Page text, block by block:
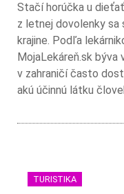
Stačí horúčka u
z letnej dovolenky sa
krajine. Podľa
MojaLekáreň.sk býva
v zahraničí často
akú účinnú látku
TURISTIKA